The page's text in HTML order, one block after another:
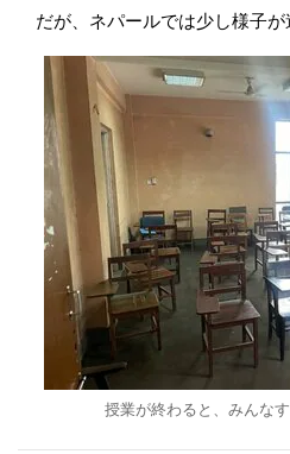
だが、ネパールでは少し様子が
授業が終わると、みんな